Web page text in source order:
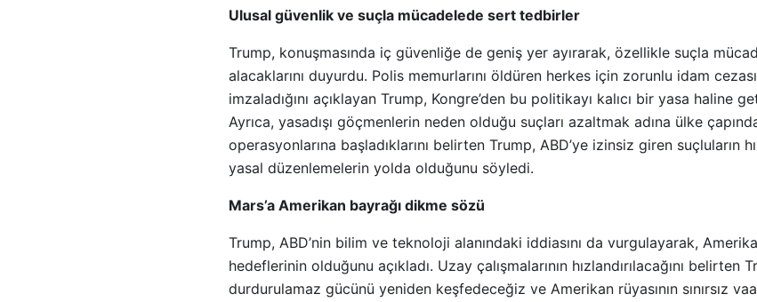
Ulusal güvenlik ve suçla mücadelede sert tedbirler
Trump, konuşmasında iç güvenliğe de geniş yer ayırarak, özellikle suçla
alacaklarını duyurdu. Polis memurlarını öldüren herkes için zorunlu idam
imzaladığını açıklayan Trump, Kongre’den bu politikayı kalıcı bir yasa haline
Ayrıca, yasadışı göçmenlerin neden olduğu suçları azaltmak adına ülke çapında
operasyonlarına başladıklarını belirten Trump, ABD’ye izinsiz giren suçluların
yasal düzenlemelerin yolda olduğunu söyledi.
Mars’a Amerikan bayrağı dikme sözü
Trump, ABD’nin bilim ve teknoloji alanındaki iddiasını da vurgulayarak,
hedeflerinin olduğunu açıkladı. Uzay çalışmalarının hızlandırılacağını belirten
durdurulamaz gücünü yeniden keşfedeceğiz ve Amerikan rüyasının sınırsız